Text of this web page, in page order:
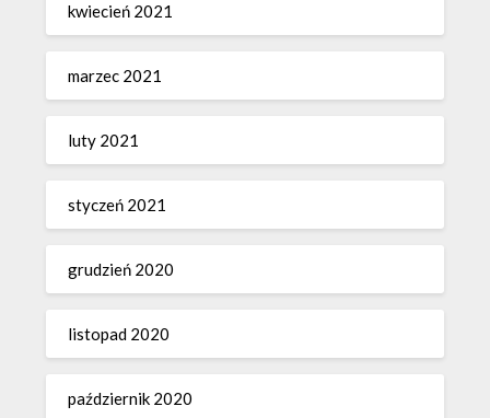
kwiecień 2021
marzec 2021
luty 2021
styczeń 2021
grudzień 2020
listopad 2020
październik 2020